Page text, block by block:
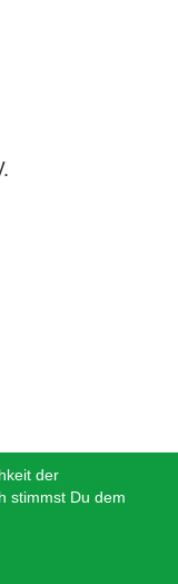
der
stimmst Du dem